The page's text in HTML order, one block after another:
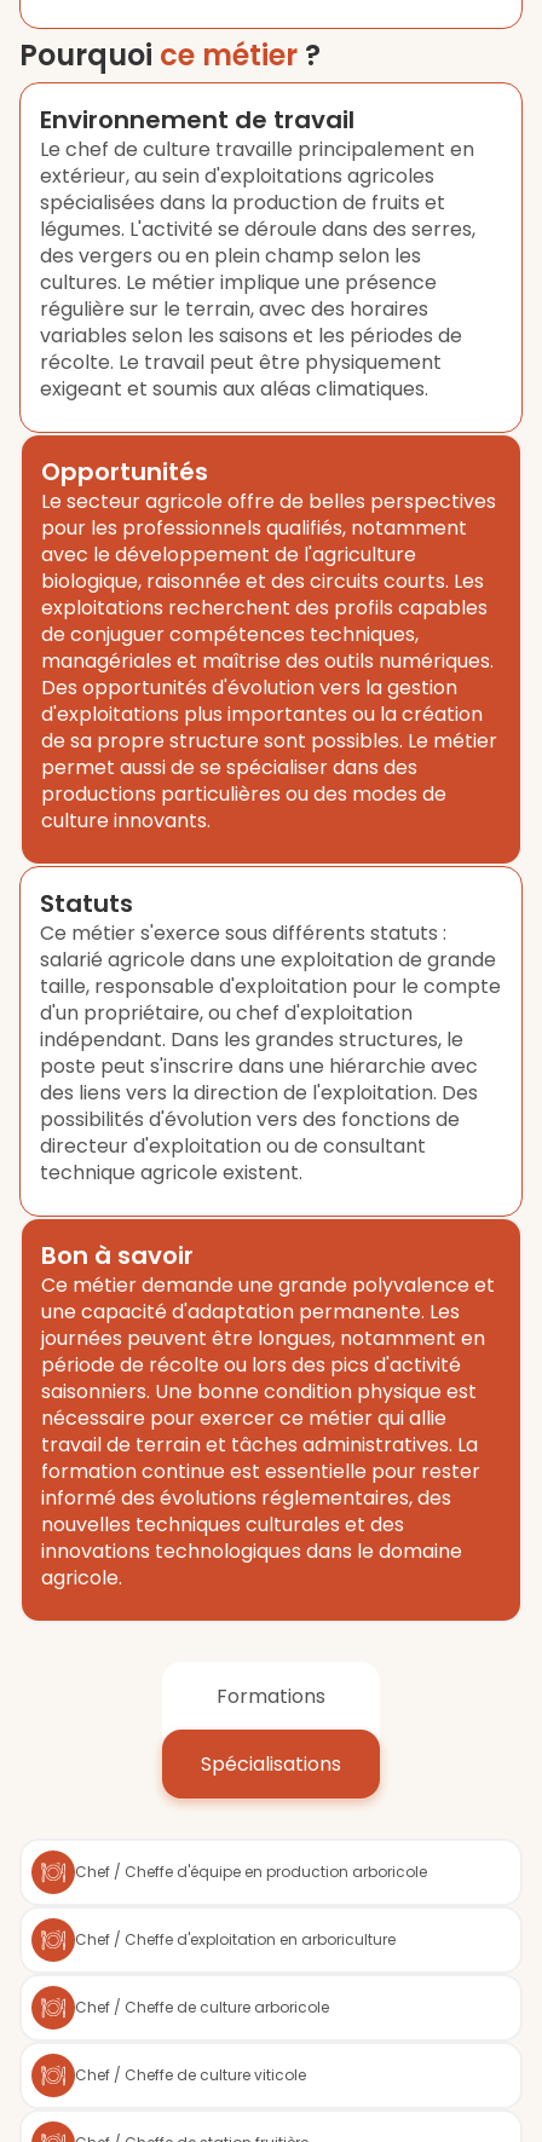
Pourquoi ce métier ?
Environnement de travail
Le chef de culture travaille principalement en
extérieur, au sein d'exploitations agricoles
spécialisées dans la production de fruits et
légumes. L'activité se déroule dans des serres,
des vergers ou en plein champ selon les
cultures. Le métier implique une présence
régulière sur le terrain, avec des horaires
variables selon les saisons et les périodes de
récolte. Le travail peut être physiquement
exigeant et soumis aux aléas climatiques.
Opportunités
Le secteur agricole offre de belles perspectives
pour les professionnels qualifiés, notamment
avec le développement de l'agriculture
biologique, raisonnée et des circuits courts. Les
exploitations recherchent des profils capables
de conjuguer compétences techniques,
managériales et maîtrise des outils numériques.
Des opportunités d'évolution vers la gestion
d'exploitations plus importantes ou la création
de sa propre structure sont possibles. Le métier
permet aussi de se spécialiser dans des
productions particulières ou des modes de
culture innovants.
Statuts
Ce métier s'exerce sous différents statuts :
salarié agricole dans une exploitation de grande
taille, responsable d'exploitation pour le compte
d'un propriétaire, ou chef d'exploitation
indépendant. Dans les grandes structures, le
poste peut s'inscrire dans une hiérarchie avec
des liens vers la direction de l'exploitation. Des
possibilités d'évolution vers des fonctions de
directeur d'exploitation ou de consultant
technique agricole existent.
Bon à savoir
Ce métier demande une grande polyvalence et
une capacité d'adaptation permanente. Les
journées peuvent être longues, notamment en
période de récolte ou lors des pics d'activité
saisonniers. Une bonne condition physique est
nécessaire pour exercer ce métier qui allie
travail de terrain et tâches administratives. La
formation continue est essentielle pour rester
informé des évolutions réglementaires, des
nouvelles techniques culturales et des
innovations technologiques dans le domaine
agricole.
Formations
Spécialisations
Chef / Cheffe d'équipe en production arboricole
Chef / Cheffe d'exploitation en arboriculture
Chef / Cheffe de culture arboricole
Chef / Cheffe de culture viticole